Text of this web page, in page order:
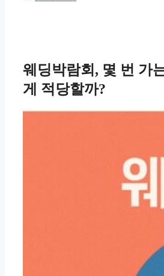
웨딩박람회, 몇 번 가
게 적당할까?